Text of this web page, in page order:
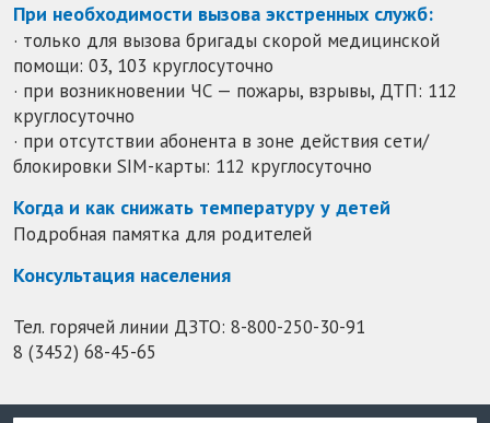
При необходимости вызова экстренных служб:
· только для вызова бригады скорой медицинской
помощи: 03, 103 круглосуточно
· при возникновении ЧС — пожары, взрывы, ДТП: 112
круглосуточно
· при отсутствии абонента в зоне действия сети/
блокировки SIM-карты: 112 круглосуточно
Когда и как снижать температуру у детей
Подробная памятка для родителей
Консультация населения
Тел. горячей линии ДЗТО: 8-800-250-30-91
8 (3452) 68-45-65